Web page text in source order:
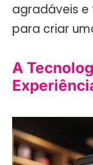
agradáveis
para criar
A